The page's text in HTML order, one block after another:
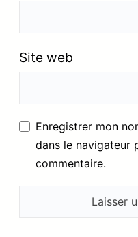
Site web
Enregistrer mon
dans le navigateur
commentaire.